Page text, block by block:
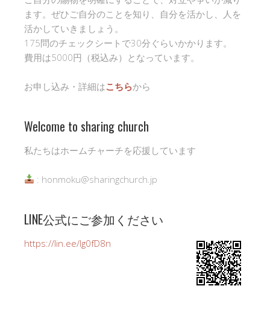
ます。ぜひご自分のことを知り、自分を活かし、人を
活かしていきましょう。
175問のチェックシートで30分ぐらいかかります。
費用は5000円（税込み）となっています。
お申し込み・詳細はこちらから
Welcome to sharing church
私たちはホームチャーチを応援しています
: honmoku@sharingchurch.jp
LINE公式にご参加ください
https://lin.ee/Ig0fD8n